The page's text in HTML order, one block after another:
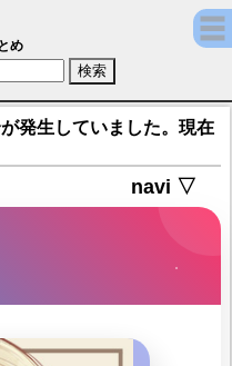
)【ニル・アドミラリ
め
発生していました。現在
navi ▽